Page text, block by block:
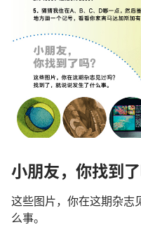
小朋友，你找到了
这些图片，你在这期杂志
么事。